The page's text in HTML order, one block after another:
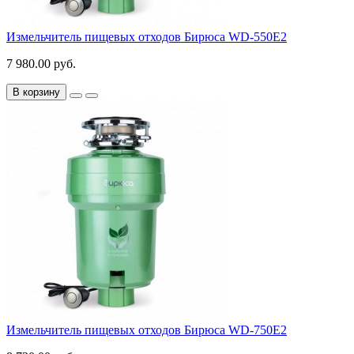
Измельчитель пищевых отходов Бирюса WD-550E2
7 980.00 руб.
В корзину
Измельчитель пищевых отходов Бирюса WD-750E2